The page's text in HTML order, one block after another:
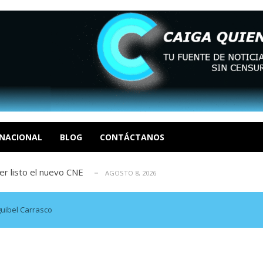
BLOG CONTÁCTANOS
María Afiuni y llamó a reconstruir la... AGOSTO 8, 2026
y el cierre definitivo de su caso... AGOSTO 8, 2026
2026
listo el nuevo CNE
tras los terremotos
María Afiuni y llamó a reconstruir la... AGOSTO 8, 2026
y el cierre definitivo de su caso...
2026
listo el nuevo CNE
Carrasco